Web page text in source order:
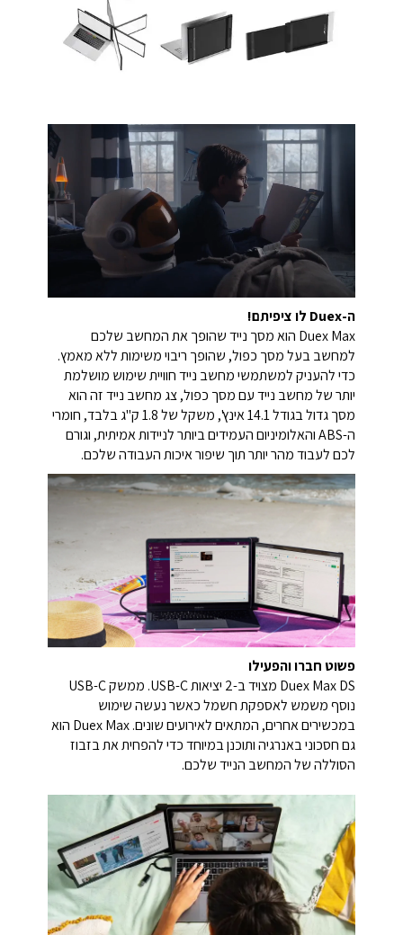
ה-Duex לו ציפיתם!
Duex Max הוא מסך נייד שהופך את המחשב שלכם
למחשב בעל מסך כפול, שהופך ריבוי משימות ללא מאמץ.
כדי להעניק למשתמשי מחשב נייד חוויית שימוש מושלמת
יותר של מחשב נייד עם מסך כפול, צג מחשב נייד זה הוא
מסך גדול בגודל 14.1 אינץ', משקל של 1.8 ק"ג בלבד, חומרי
ה-ABS והאלומיניום העמידים ביותר לניידות אמיתית, וגורם
לכם לעבוד מהר יותר תוך שיפור איכות העבודה שלכם.
פשוט חברו והפעילו
Duex Max DS מצויד ב-2 יציאות USB-C. ממשק USB-C
נוסף משמש לאספקת חשמל כאשר נעשה שימוש
במכשירים אחרים, המתאים לאירועים שונים. Duex Max הוא
גם חסכוני באנרגיה ותוכנן במיוחד כדי להפחית את בזבוז
הסוללה של המחשב הנייד שלכם.